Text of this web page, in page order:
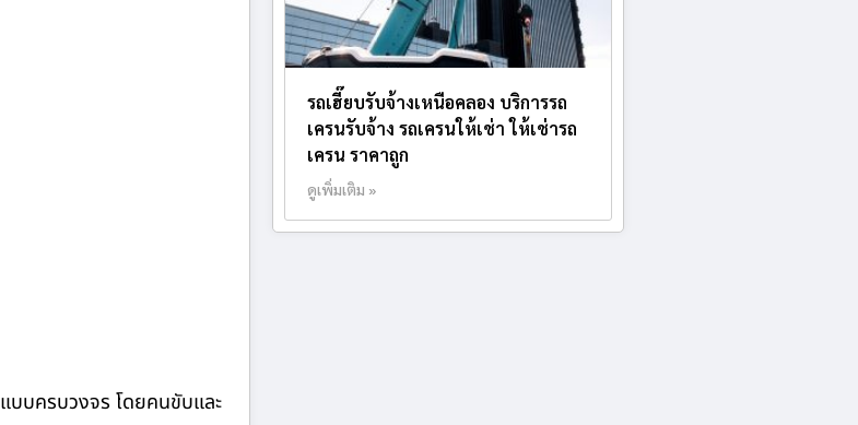
บบครบวงจร โดยคนขับและ
รถเฮี๊ยบรับจ้างเหนือคลอง บริการรถ
เครนรับจ้าง รถเครนให้เช่า ให้เช่ารถ
เครน ราคาถูก
ดูเพิ่มเติม »